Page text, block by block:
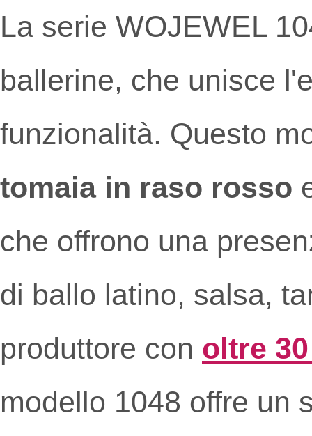
La serie WOJEWEL
ballerine, che unisce
funzionalità. Questo
tomaia in raso rosso
che offrono una
di ballo latino, salsa,
produttore con oltre
modello 1048 offre un